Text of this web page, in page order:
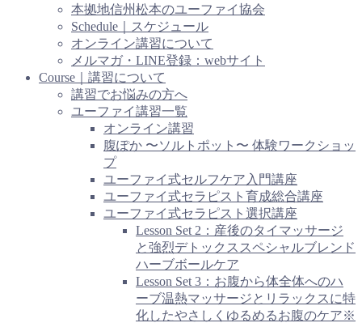
本拠地信州松本のユーファイ協会
Schedule｜スケジュール
オンライン講習について
メルマガ・LINE登録：webサイト
Course｜講習について
講習でお悩みの方へ
ユーファイ講習一覧
オンライン講習
腹ぽか 〜ソルトポット〜 体験ワークショッ
プ
ユーファイ式セルフケア入門講座
ユーファイ式セラピスト育成総合講座
ユーファイ式セラピスト選択講座
Lesson Set 2：産後のタイマッサージ
と強烈デトックススペシャルブレンド
ハーブボールケア
Lesson Set 3：お腹から体全体へのハ
ーブ温熱マッサージとリラックスに特
化したやさしくゆるめるお腹のケア※